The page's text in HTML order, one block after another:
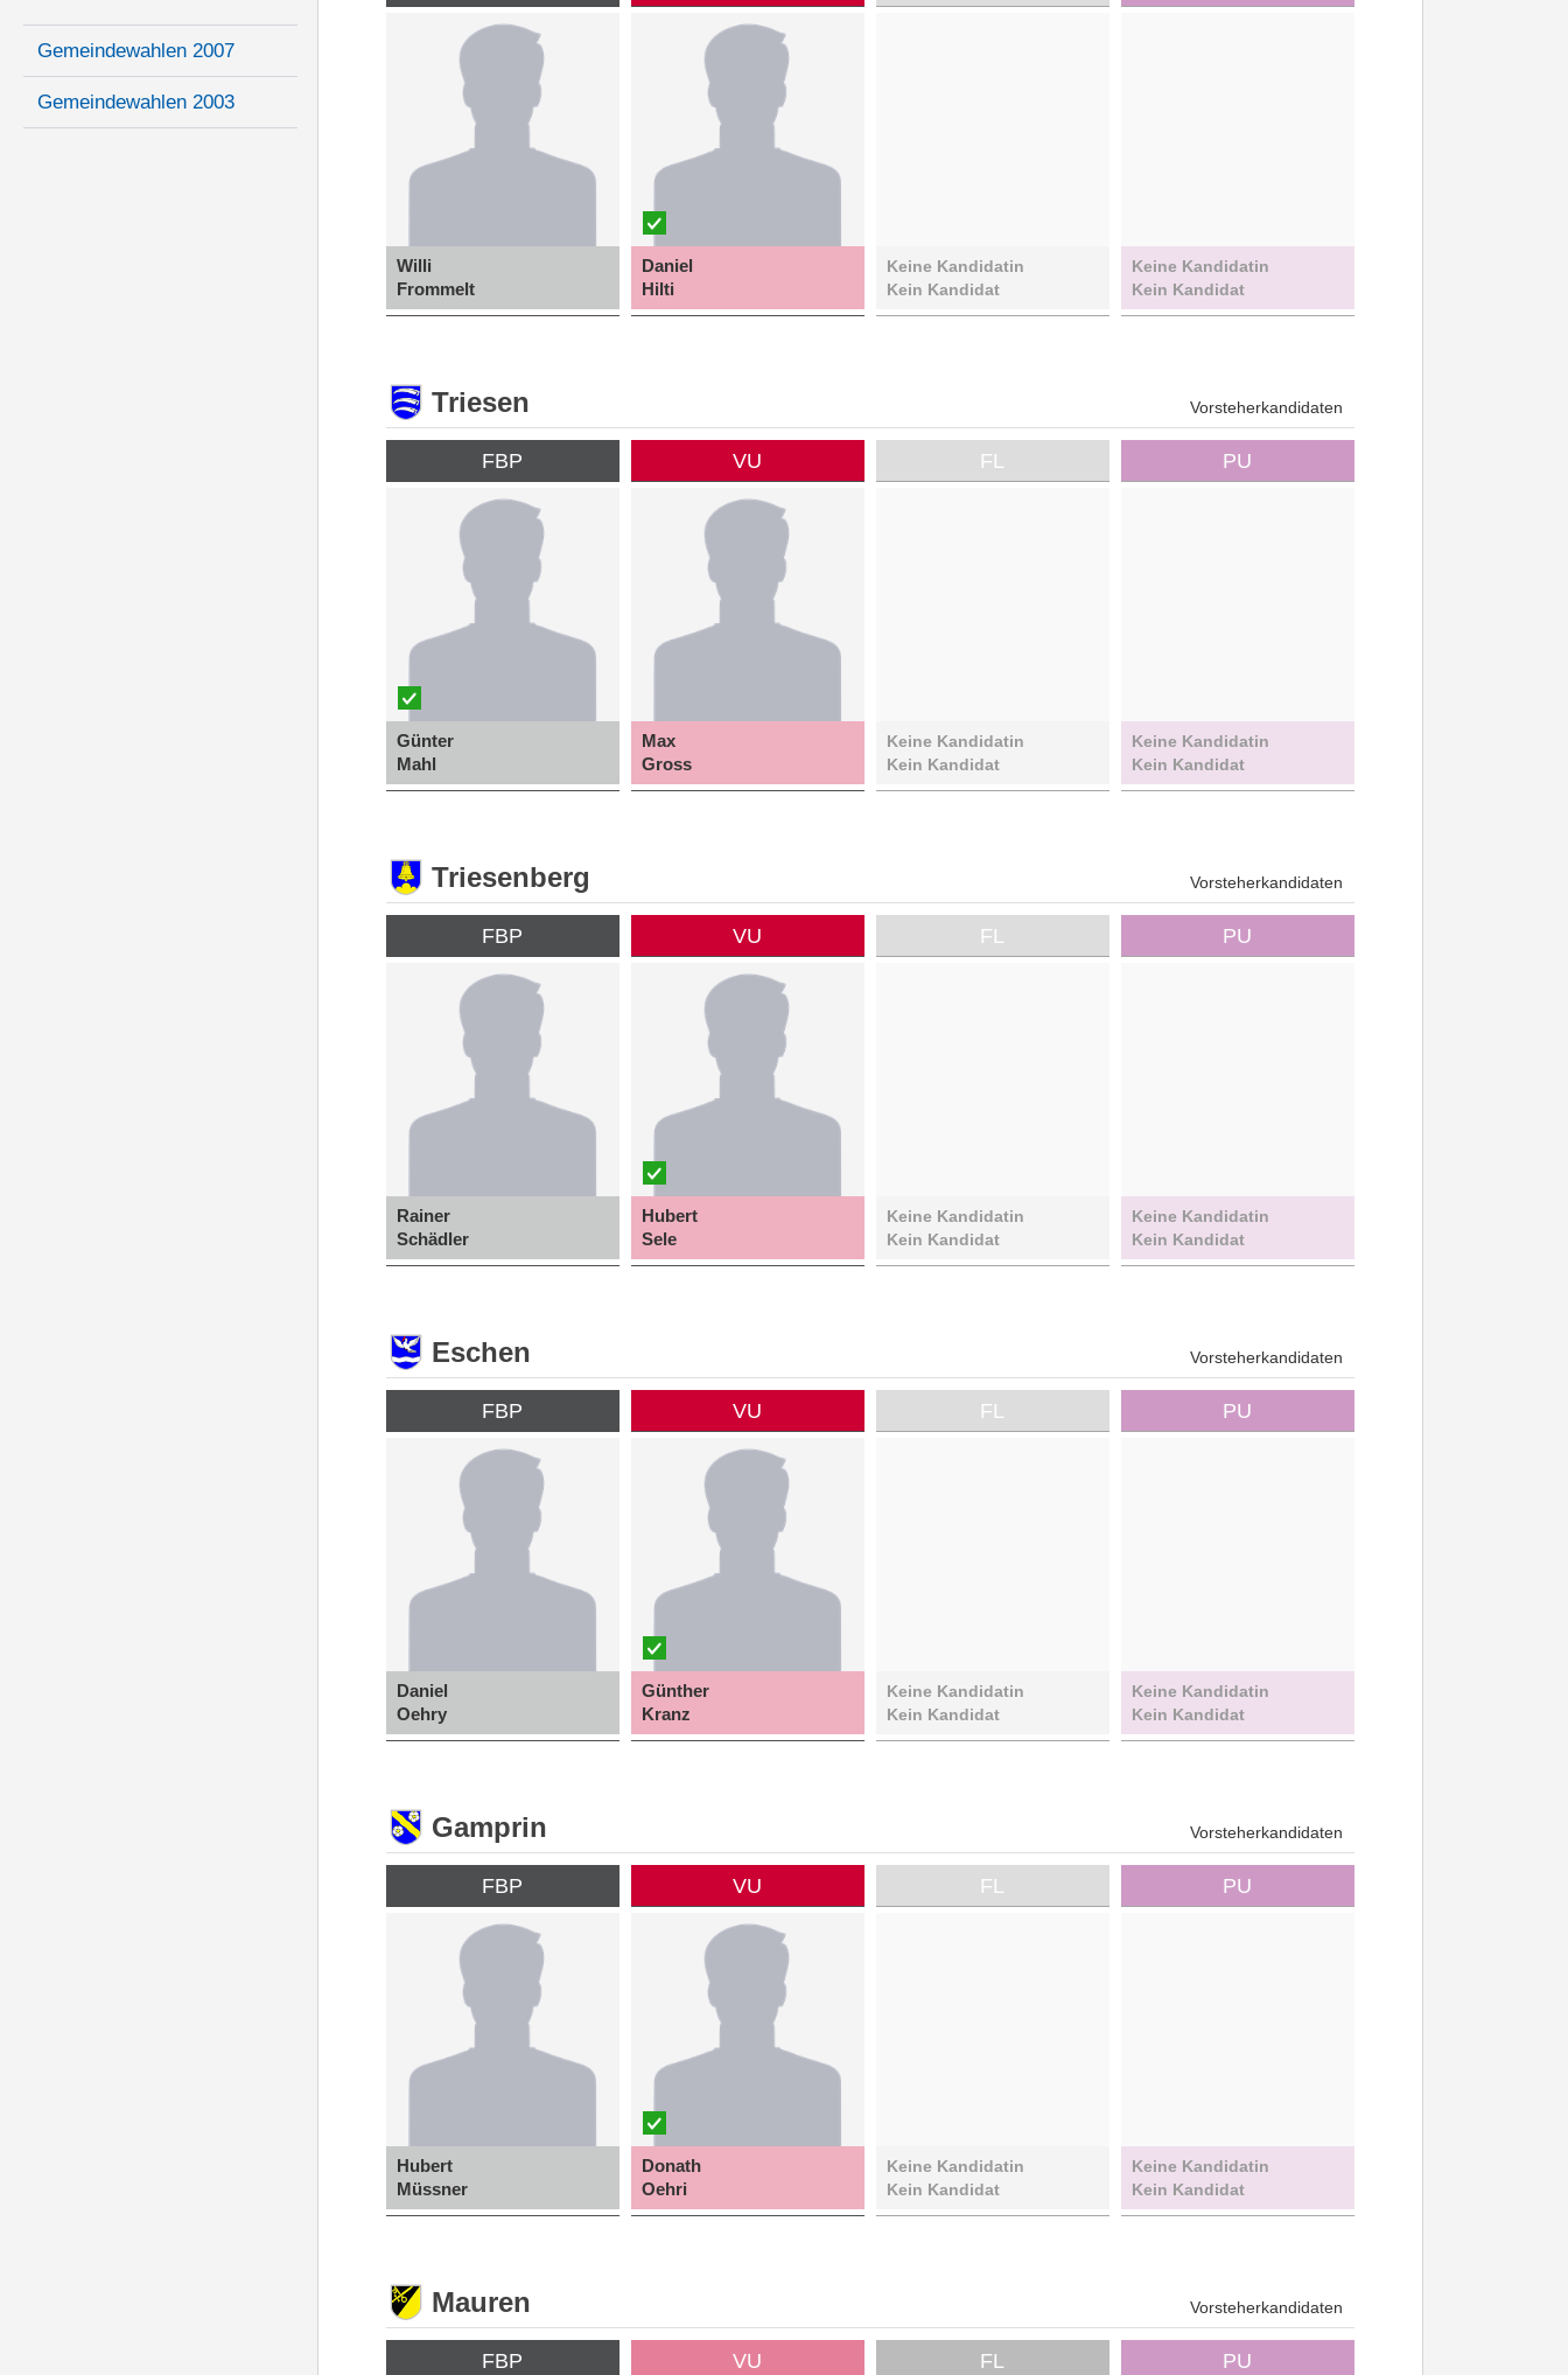
Gemeindewahlen 2007
Gemeindewahlen 2003
Willi
Frommelt
Daniel
Hilti
Keine Kandidatin
Kein Kandidat
Keine Kandidatin
Kein Kandidat
Triesen Vorsteherkandidaten
FBP
Günter
Mahl
VU
Max
Gross
FL
Keine Kandidatin
Kein Kandidat
PU
Keine Kandidatin
Kein Kandidat
Triesenberg Vorsteherkandidaten
FBP
Rainer
Schädler
VU
Hubert
Sele
FL
Keine Kandidatin
Kein Kandidat
PU
Keine Kandidatin
Kein Kandidat
Eschen Vorsteherkandidaten
FBP
Daniel
Oehry
VU
Günther
Kranz
FL
Keine Kandidatin
Kein Kandidat
PU
Keine Kandidatin
Kein Kandidat
Gamprin Vorsteherkandidaten
FBP
Hubert
Müssner
VU
Donath
Oehri
FL
Keine Kandidatin
Kein Kandidat
PU
Keine Kandidatin
Kein Kandidat
Mauren Vorsteherkandidaten
FBP VU FL PU